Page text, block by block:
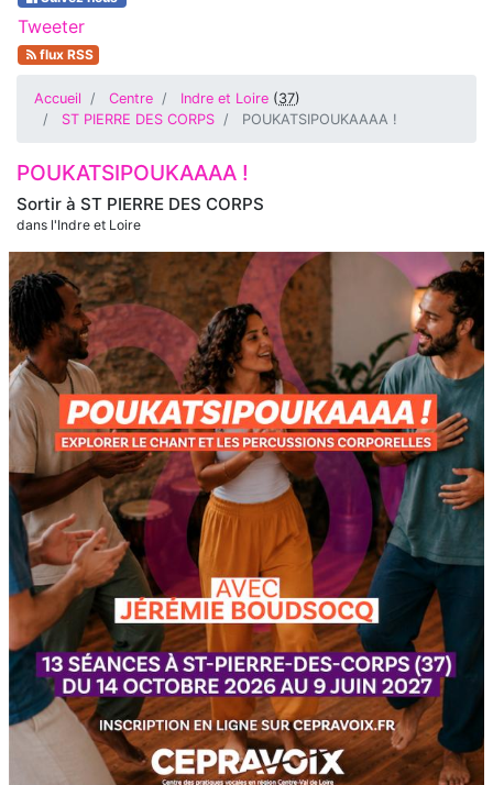
Tweeter
flux RSS
Accueil Centre Indre et Loire (37)
ST PIERRE DES CORPS
POUKATSIPOUKAAAA !
Sortir à ST PIERRE DES CORPS
dans l'Indre et Loire
POUKATSIPOUKAAAA !